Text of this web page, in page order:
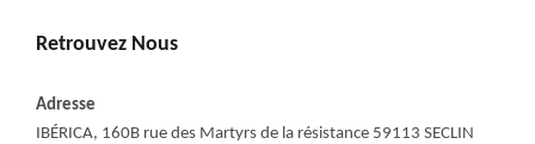
Retrouvez Nous
Adresse
IBÉRICA, 160B rue des Martyrs de la résistance 59113 SECLIN